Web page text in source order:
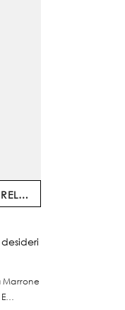
Marrone